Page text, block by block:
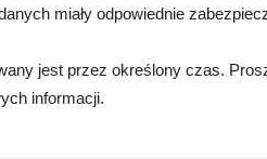
miały odpowiednie
jest przez określony czas.
informacji.